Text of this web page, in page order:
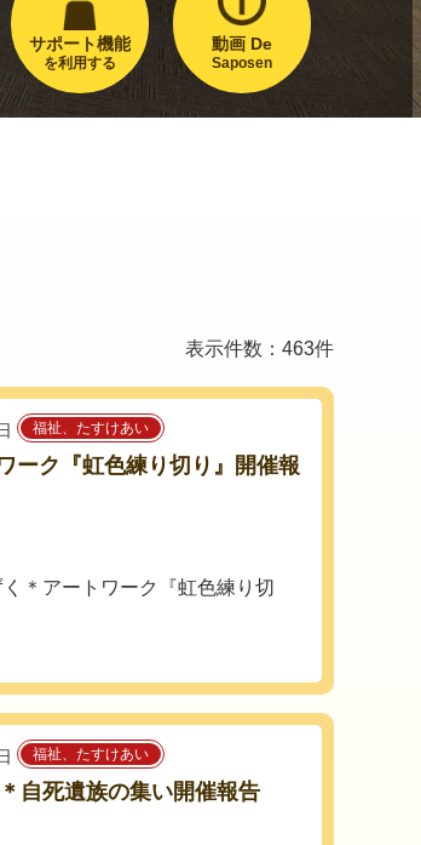
サポート機能
を利用する
動画 De
Saposen
表示件数：463件
福祉、たすけあい
ーク『虹色練り切り』開催報
＊アートワーク『虹色練り切
福祉、たすけあい
自死遺族の集い開催報告